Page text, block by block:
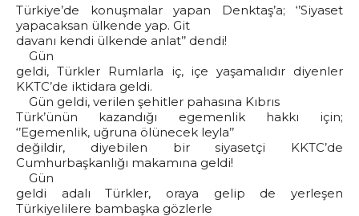
Türkiye’de konuşmalar yapan Denktaş’a; ‘’Siyaset
yapacaksan ülkende yap. Git
davanı kendi ülkende anlat’’ dendi!
Gün
geldi, Türkler Rumlarla iç, içe yaşamalıdır diyenler
KKTC’de iktidara geldi.
Gün geldi, verilen şehitler pahasına Kıbrıs
Türk’ünün kazandığı egemenlik hakkı için;
‘’Egemenlik, uğruna ölünecek leyla’’
değildir, diyebilen bir siyasetçi KKTC’de
Cumhurbaşkanlığı makamına geldi!
Gün
geldi adalı Türkler, oraya gelip de yerleşen
Türkiyelilere bambaşka gözlerle